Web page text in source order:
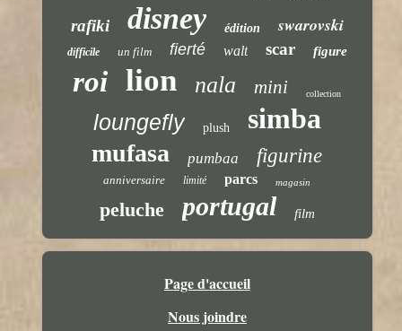
rafiki disney édition swarovski
difficile un film fierté walt scar figure
roi lion nala mini collection
loungefly plush simba
mufasa pumbaa figurine
anniversaire limité parcs magasin
peluche portugal film
Page d'accueil
Nous joindre